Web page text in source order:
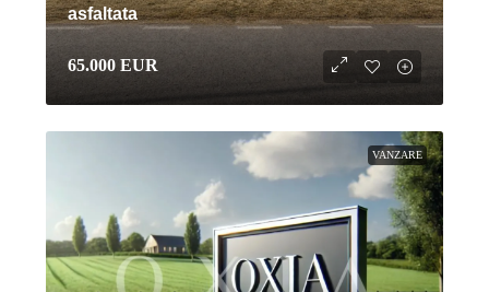
asfaltata
65.000 EUR
VANZARE